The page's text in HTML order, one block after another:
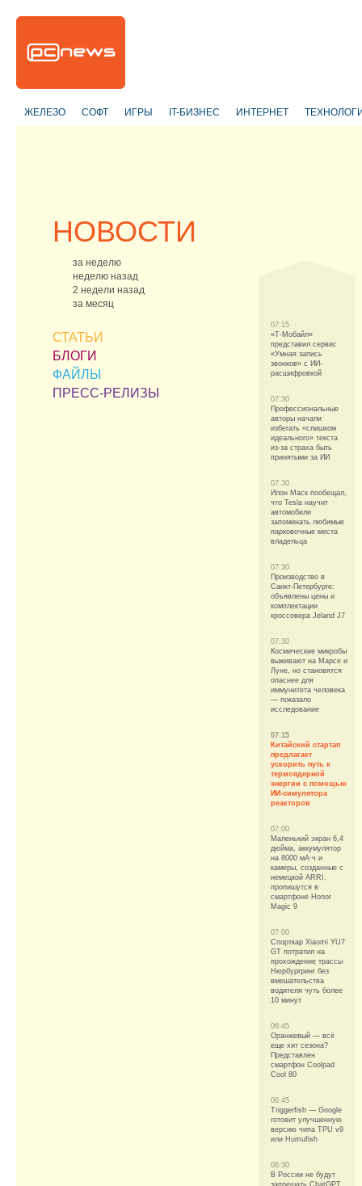
ЖЕЛЕЗО СОФТ ИГРЫ IT-БИЗНЕС ИНТЕРНЕТ
НОВОСТИ
за неделю
неделю назад
2 недели назад
за месяц
СТАТЬИ
БЛОГИ
ФАЙЛЫ
ПРЕСС-РЕЛИЗЫ
07:15
«Т-Мобайл»
представил сервис
«Умная запись
звонков» с ИИ-
расшифровкой
07:30
Профессиональные
авторы начали
избегать «слишком
идеального» текста
из-за страха быть
принятыми за ИИ
07:30
Илон Маск пообещал,
что Tesla научит
автомобили
запоминать любимые
парковочные места
владельца
07:30
Производство в
Санкт-Петербурге:
объявлены цены и
комплектации
кроссовера Jeland J7
07:30
Космические микробы
выживают на Марсе и
Луне, но становятся
опаснее для
иммунитета человека
— показало
исследование
07:15
Китайский стартап
предлагает
ускорить путь к
термоядерной
энергии с помощью
ИИ-симулятора
реакторов
07:00
Маленький экран 6,4
дюйма, аккумулятор
на 8000 мА·ч и
камеры, созданные с
немецкой ARRI,
пропишутся в
смартфоне Honor
Magic 9
07:00
Спорткар Xiaomi YU7
GT потратил на
прохождение трассы
Нюрбургринг без
вмешательства
водителя чуть более
10 минут
06:45
Оранжевый — всё
еще хит сезона?
Представлен
смартфон Coolpad
Cool 80
06:45
Triggerfish — Google
готовит улучшенную
версию чипа TPU v9
или Humufish
06:30
В России не будут
запрещать ChatGPT,